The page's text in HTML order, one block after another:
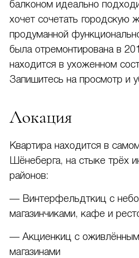
балконом идеально
хочет сочетать городскую
продуманной
была отремонтирована в
находится в ухоженном
Запишитесь на просмотр и
Локация
Квартира находится в
Шёнеберга, на стыке трёх
районов:
— Винтерфельдткиц с
магазинчиками, кафе и
— Акциенкиц с
магазинами